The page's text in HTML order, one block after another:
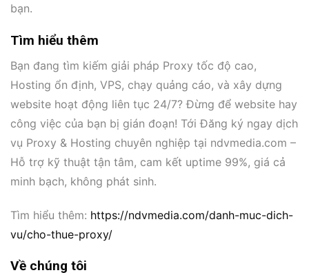
bạn.
Tìm hiểu thêm
Bạn đang tìm kiếm giải pháp Proxy tốc độ cao,
Hosting ổn định, VPS, chạy quảng cáo, và xây dựng
website hoạt động liên tục 24/7? Đừng để website hay
công việc của bạn bị gián đoạn! Tới Đăng ký ngay dịch
vụ Proxy & Hosting chuyên nghiệp tại ndvmedia.com –
Hỗ trợ kỹ thuật tận tâm, cam kết uptime 99%, giá cả
minh bạch, không phát sinh.
Tìm hiểu thêm: https://ndvmedia.com/danh-muc-dich-
vu/cho-thue-proxy/
Về chúng tôi